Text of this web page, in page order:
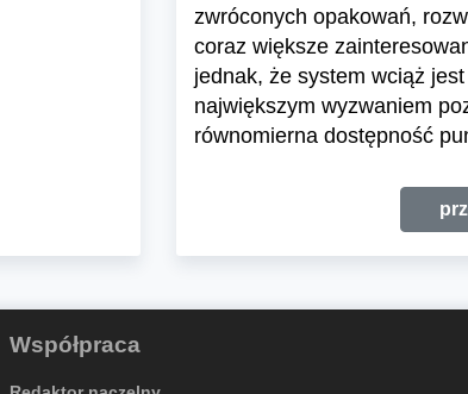
zwróconych opakowań,
coraz większe
jednak, że system wciąż
największym wyzwaniem
równomierna dostępność
Współpraca